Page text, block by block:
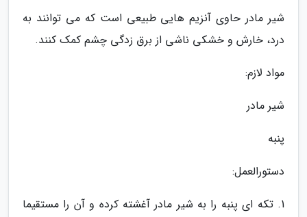
شیر مادر حاوی آنزیم هایی طبیعی است که می توانند به
درد، خارش و خشکی ناشی از برق زدگی چشم کمک کنند.
مواد لازم:
شیر مادر
پنبه
دستورالعمل:
1. تکه ای پنبه را به شیر مادر آغشته کرده و آن را مستقیما